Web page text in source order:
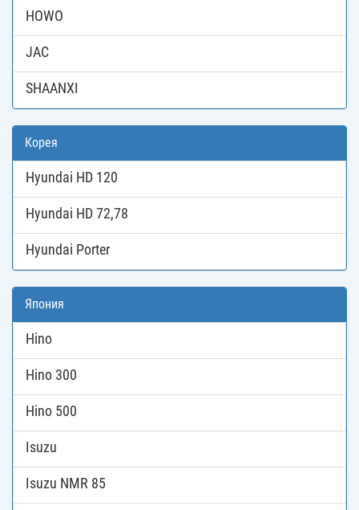
HOWO
JAC
SHAANXI
Корея
Hyundai HD 120
Hyundai HD 72,78
Hyundai Porter
Япония
Hino
Hino 300
Hino 500
Isuzu
Isuzu NMR 85